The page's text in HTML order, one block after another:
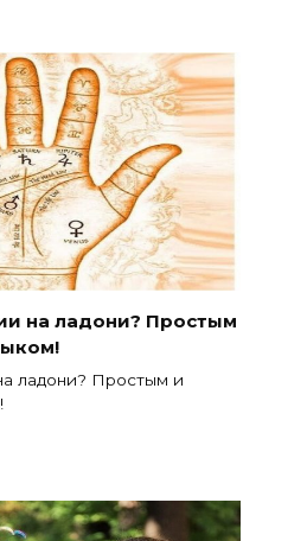
на ладони? Простым
ладони? Простым и